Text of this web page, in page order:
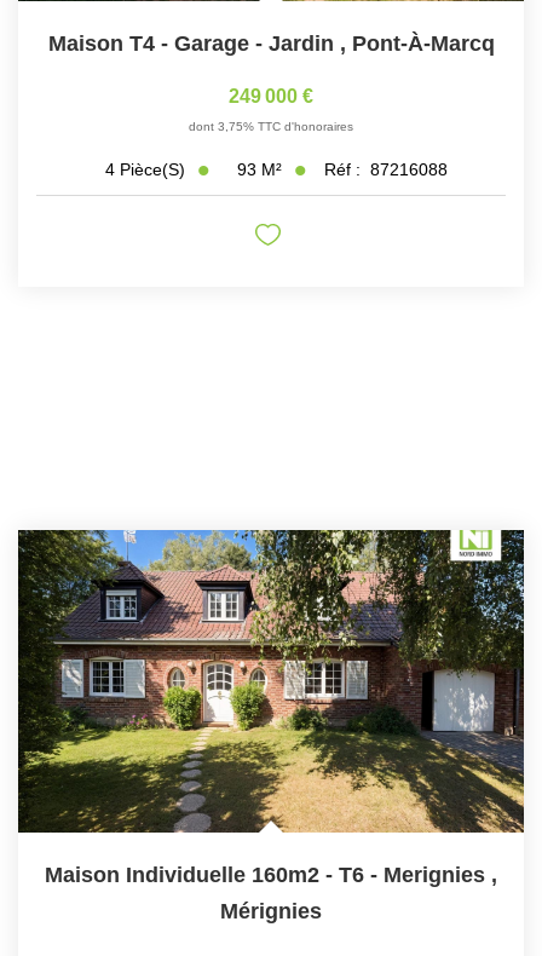
Maison T4 - Garage - Jardin , Pont-À-Marcq
249 000 €
dont 3,75% TTC d'honoraires
4 Pièce(s) 93 M² Réf : 87216088
Maison Individuelle 160m2 - T6 - Merignies ,
Mérignies